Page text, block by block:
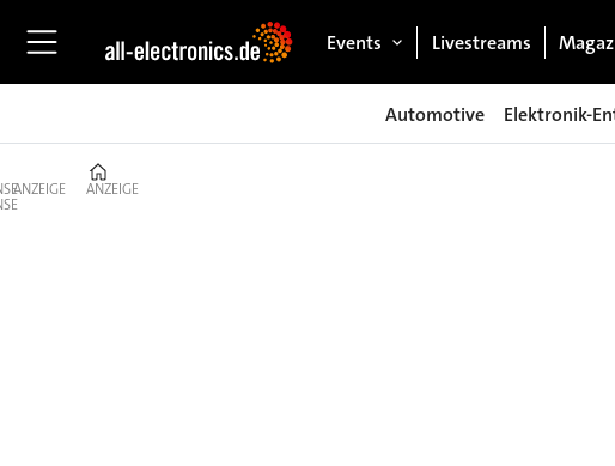
Events Livestreams
Automotive Elektronik-
ANZEIGE ANZEIGE